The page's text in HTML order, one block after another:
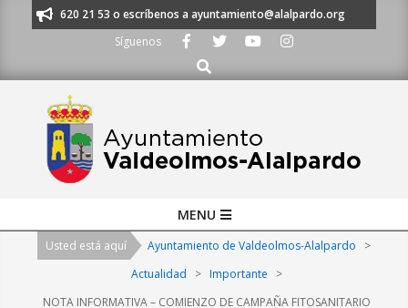
al 91 620 21 53 o escríbenos a ayuntamiento@alalpardo.org
Síguenos
Buscar
Navigation
MENU
Usted está aquí Ayuntamiento de Valdeolmos-Alalpardo
>
Actualidad
> Importante
>
NOTA INFORMATIVA – COMIENZO DE CAMPAÑA FITOSANITARIO